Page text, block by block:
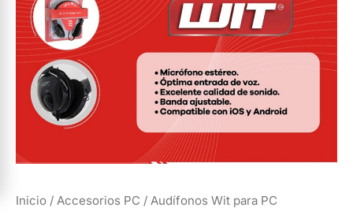
Inicio / Accesorios PC / Audífonos Wit para PC